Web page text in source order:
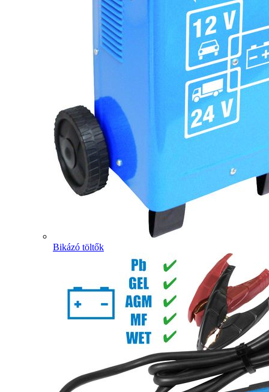
Bikázó töltők